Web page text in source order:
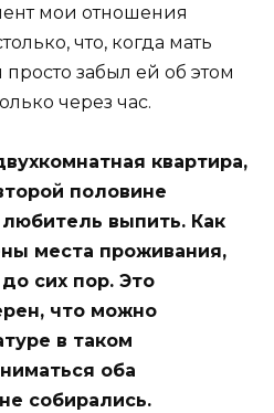
мои отношения
что, когда мать
просто забыл ей об этом
через час.
квартира,
половине
выпить. Как
места проживания,
сих пор. Это
что можно
в таком
оба
собирались.